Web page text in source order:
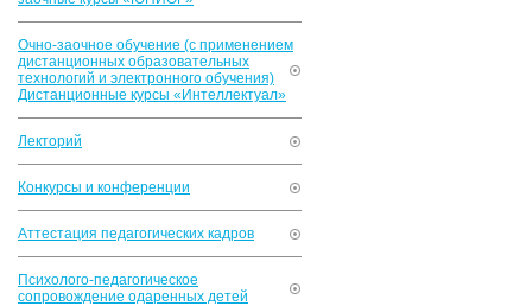
Очно-заочное обучение (с применением
дистанционных образовательных
технологий и электронного обучения)
Дистанционные курсы «Интеллектуал»
Лекторий
Конкурсы и конференции
Аттестация педагогических кадров
Психолого-педагогическое
сопровождение одаренных детей